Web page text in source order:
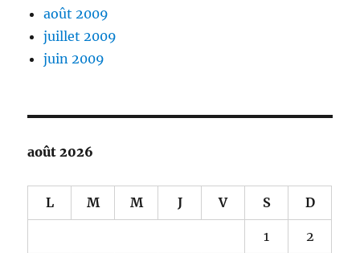
août 2009
juillet 2009
juin 2009
août 2026
L M M J V S D
1 2